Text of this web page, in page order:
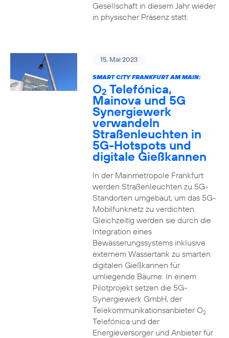
Gesellschaft in diesem Jahr wieder
in physischer Präsenz statt.
15. Mai 2023
SMART CITY FRANKFURT AM MAIN:
O2 Telefónica,
Mainova und 5G
Synergiewerk
verwandeln
Straßenleuchten in
5G-Hotspots und
digitale Gießkannen
In der Mainmetropole Frankfurt
werden Straßenleuchten zu 5G-
Standorten umgebaut, um das 5G-
Mobilfunknetz zu verdichten.
Gleichzeitig werden sie durch die
Integration eines
Bewässerungssystems inklusive
externem Wassertank zu smarten
digitalen Gießkannen für
umliegende Bäume. In einem
Pilotprojekt setzen die 5G-
Synergiewerk GmbH, der
Telekommunikationsanbieter O2
Telefónica und der
Energieversorger und Anbieter für